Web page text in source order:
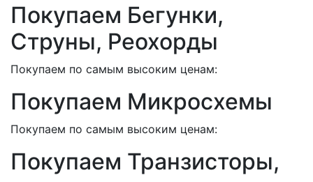
Покупаем Бегунки,
Струны, Реохорды
Покупаем по самым высоким ценам:
Покупаем Микросхемы
Покупаем по самым высоким ценам:
Покупаем Транзисторы,